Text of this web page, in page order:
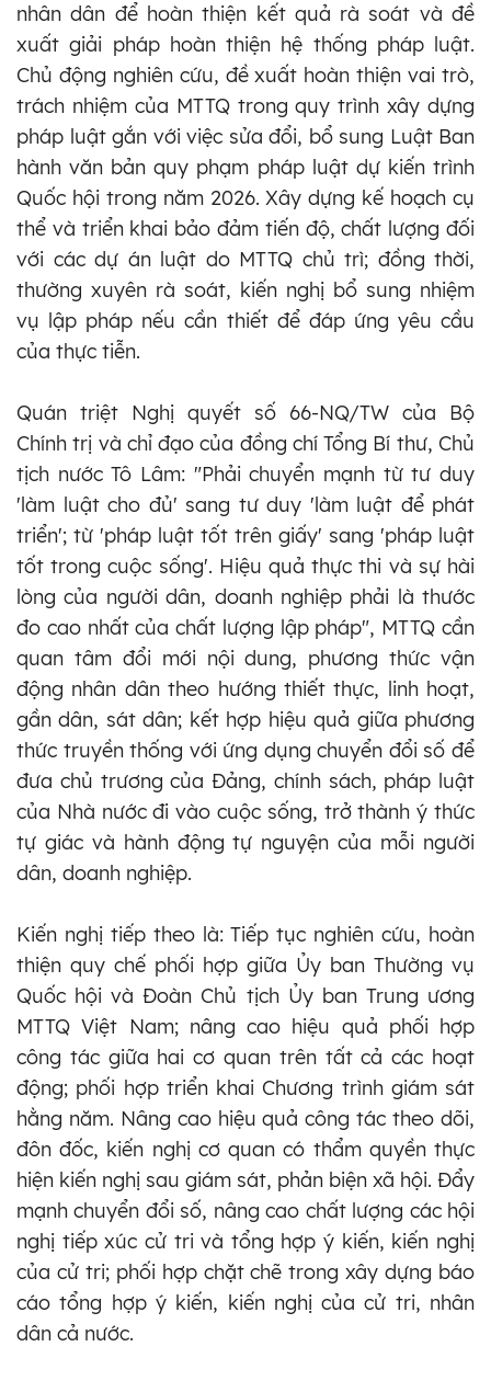
nhân dân để hoàn thiện kết quả rà soát và đề
xuất giải pháp hoàn thiện hệ thống pháp luật.
Chủ động nghiên cứu, đề xuất hoàn thiện vai trò,
trách nhiệm của MTTQ trong quy trình xây dựng
pháp luật gắn với việc sửa đổi, bổ sung Luật Ban
hành văn bản quy phạm pháp luật dự kiến trình
Quốc hội trong năm 2026. Xây dựng kế hoạch cụ
thể và triển khai bảo đảm tiến độ, chất lượng đối
với các dự án luật do MTTQ chủ trì; đồng thời,
thường xuyên rà soát, kiến nghị bổ sung nhiệm
vụ lập pháp nếu cần thiết để đáp ứng yêu cầu
của thực tiễn.
Quán triệt Nghị quyết số 66-NQ/TW của Bộ
Chính trị và chỉ đạo của đồng chí Tổng Bí thư, Chủ
tịch nước Tô Lâm: "Phải chuyển mạnh từ tư duy
'làm luật cho đủ' sang tư duy 'làm luật để phát
triển'; từ 'pháp luật tốt trên giấy' sang 'pháp luật
tốt trong cuộc sống'. Hiệu quả thực thi và sự hài
lòng của người dân, doanh nghiệp phải là thước
đo cao nhất của chất lượng lập pháp", MTTQ cần
quan tâm đổi mới nội dung, phương thức vận
động nhân dân theo hướng thiết thực, linh hoạt,
gần dân, sát dân; kết hợp hiệu quả giữa phương
thức truyền thống với ứng dụng chuyển đổi số để
đưa chủ trương của Đảng, chính sách, pháp luật
của Nhà nước đi vào cuộc sống, trở thành ý thức
tự giác và hành động tự nguyện của mỗi người
dân, doanh nghiệp.
Kiến nghị tiếp theo là: Tiếp tục nghiên cứu, hoàn
thiện quy chế phối hợp giữa Ủy ban Thường vụ
Quốc hội và Đoàn Chủ tịch Ủy ban Trung ương
MTTQ Việt Nam; nâng cao hiệu quả phối hợp
công tác giữa hai cơ quan trên tất cả các hoạt
động; phối hợp triển khai Chương trình giám sát
hằng năm. Nâng cao hiệu quả công tác theo dõi,
đôn đốc, kiến nghị cơ quan có thẩm quyền thực
hiện kiến nghị sau giám sát, phản biện xã hội. Đẩy
mạnh chuyển đổi số, nâng cao chất lượng các hội
nghị tiếp xúc cử tri và tổng hợp ý kiến, kiến nghị
của cử tri; phối hợp chặt chẽ trong xây dựng báo
cáo tổng hợp ý kiến, kiến nghị của cử tri, nhân
dân cả nước.